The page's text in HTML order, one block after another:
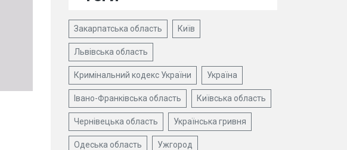
Закарпатська область Київ
Львівська область
Кримінальний кодекс України Україна
Івано-Франківська область Київська область
Чернівецька область Українська гривня
Одеська область Ужгород